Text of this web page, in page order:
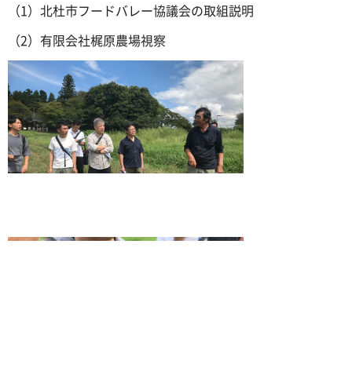
（1）北杜市フードバレー協議会の取組説明
（2）有限会社梶原農場視察